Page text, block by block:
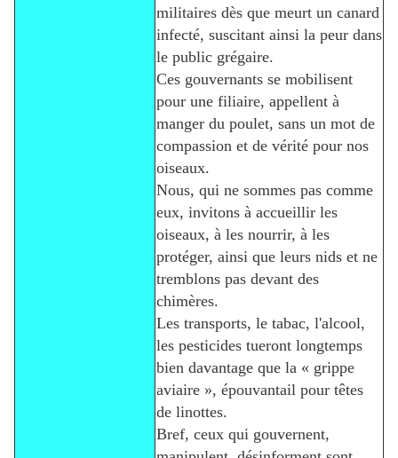
militaires dès que meurt un canard
infecté, suscitant ainsi la peur dans
le public grégaire.
Ces gouvernants se mobilisent
pour une filiaire, appellent à
manger du poulet, sans un mot de
compassion et de vérité pour nos
oiseaux.
Nous, qui ne sommes pas comme
eux, invitons à accueillir les
oiseaux, à les nourrir, à les
protéger, ainsi que leurs nids et ne
tremblons pas devant des
chimères.
Les transports, le tabac, l'alcool,
les pesticides tueront longtemps
bien davantage que la « grippe
aviaire », épouvantail pour têtes
de linottes.
Bref, ceux qui gouvernent,